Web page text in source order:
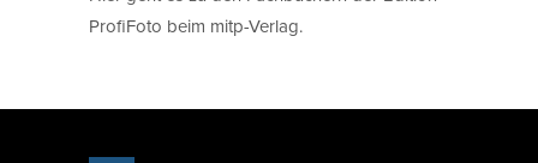
ProfiFoto beim mitp-Verlag.